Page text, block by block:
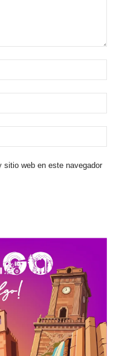
sitio web en este navegador